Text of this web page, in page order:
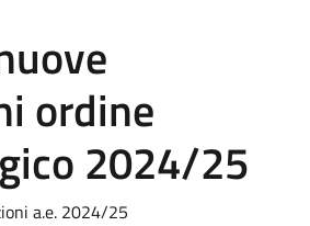
ordine
2024/25
a.e. 2024/25